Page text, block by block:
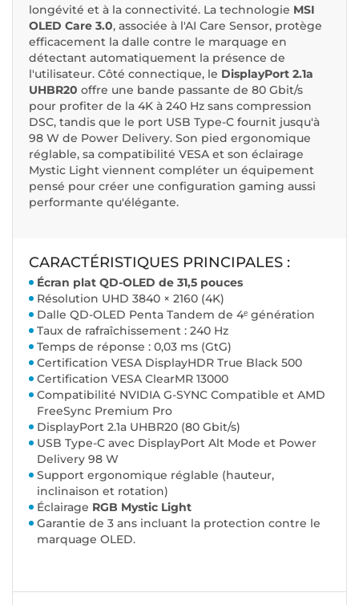
longévité et à la connectivité. La technologie MSI
OLED Care 3.0, associée à l'AI Care Sensor, protège
efficacement la dalle contre le marquage en
détectant automatiquement la présence de
l'utilisateur. Côté connectique, le DisplayPort 2.1a
UHBR20 offre une bande passante de 80 Gbit/s
pour profiter de la 4K à 240 Hz sans compression
DSC, tandis que le port USB Type-C fournit jusqu'à
98 W de Power Delivery. Son pied ergonomique
réglable, sa compatibilité VESA et son éclairage
Mystic Light viennent compléter un équipement
pensé pour créer une configuration gaming aussi
performante qu'élégante.
CARACTÉRISTIQUES PRINCIPALES :
Écran plat QD-OLED de 31,5 pouces
Résolution UHD 3840 × 2160 (4K)
Dalle QD-OLED Penta Tandem de 4ᵉ génération
Taux de rafraîchissement : 240 Hz
Temps de réponse : 0,03 ms (GtG)
Certification VESA DisplayHDR True Black 500
Certification VESA ClearMR 13000
Compatibilité NVIDIA G-SYNC Compatible et AMD
FreeSync Premium Pro
DisplayPort 2.1a UHBR20 (80 Gbit/s)
USB Type-C avec DisplayPort Alt Mode et Power
Delivery 98 W
Support ergonomique réglable (hauteur,
inclinaison et rotation)
Éclairage RGB Mystic Light
Garantie de 3 ans incluant la protection contre le
marquage OLED.